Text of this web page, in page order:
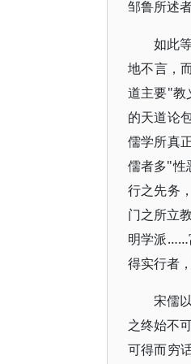
邹鲁所述
如此
地不言，
道主要"教
的天道论
儒学所真
儒者多"性
行之先务
门之所立
明学派……
得实行者
宋儒
之终始不
可得而穷